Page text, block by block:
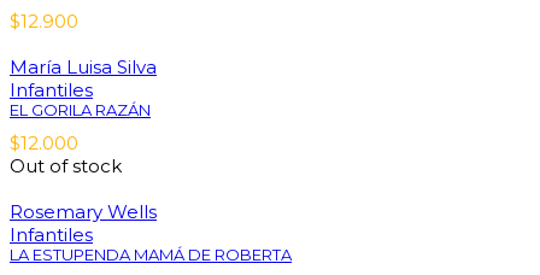
$12.900
María Luisa Silva
Infantiles
EL GORILA RAZÁN
$12.000
Out of stock
Rosemary Wells
Infantiles
LA ESTUPENDA MAMÁ DE ROBERTA